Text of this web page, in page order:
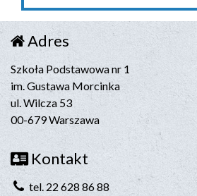
Adres
Szkoła Podstawowa nr 1
im. Gustawa Morcinka
ul. Wilcza 53
00-679 Warszawa
Kontakt
tel. 22 628 86 88